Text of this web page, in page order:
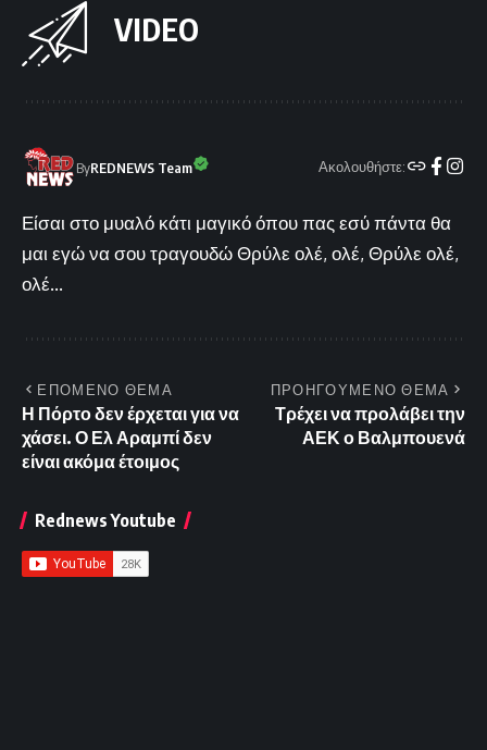
VIDEO
ByREDNEWS Team Ακολουθήστε:
Είσαι στο μυαλό κάτι μαγικό όπου πας εσύ πάντα θα
μαι εγώ να σου τραγουδώ Θρύλε ολέ, ολέ, Θρύλε ολέ,
ολέ...
ΕΠΟΜΕΝΟ ΘΕΜΑ
Η Πόρτο δεν έρχεται για να
χάσει. Ο Ελ Αραμπί δεν
είναι ακόμα έτοιμος
ΠΡΟΗΓΟΥΜΕΝΟ ΘΕΜΑ
Τρέχει να προλάβει την
ΑΕΚ ο Βαλμπουενά
Rednews Youtube